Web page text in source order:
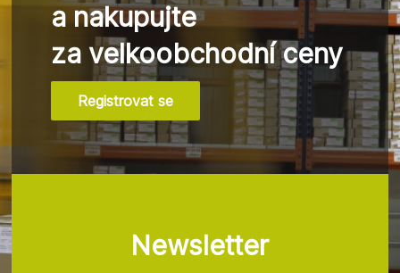
á
p
a
t
í
a nakupujte
za velkoobchodní ceny
Registrovat se
Newsletter